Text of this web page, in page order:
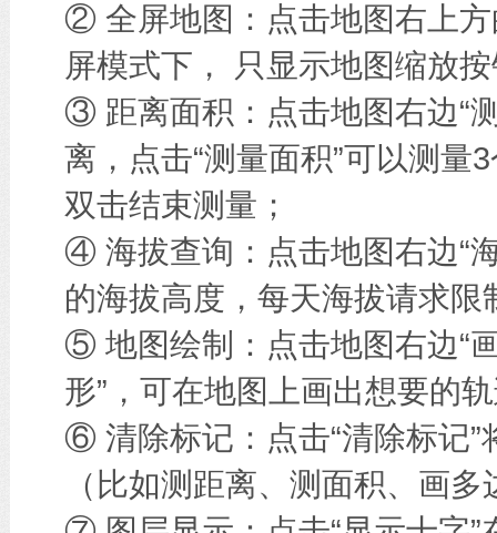
② 全屏地图：点击地图右上方
屏模式下， 只显示地图缩放
③ 距离面积：点击地图右边“
离，点击“测量面积”可以测量
双击结束测量；
④ 海拔查询：点击地图右边“
的海拔高度，每天海拔请求
⑤ 地图绘制：点击地图右边“画
形”，可在地图上画出想要的
⑥ 清除标记：点击“清除标记
（比如测距离、测面积、画多